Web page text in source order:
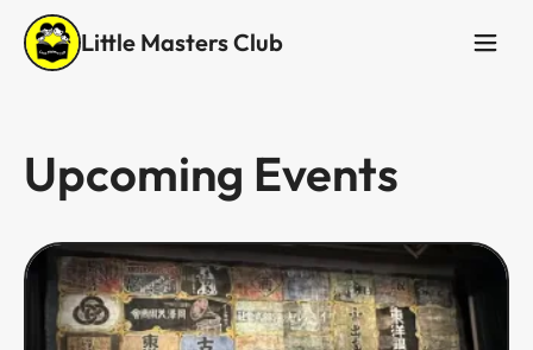
Little Masters Club
Upcoming Events